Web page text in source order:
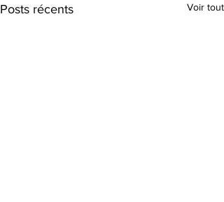
Posts récents Voir tout